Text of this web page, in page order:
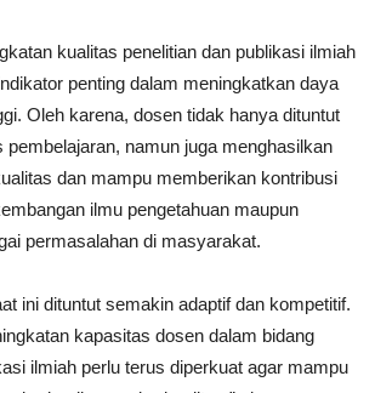
kualitas penelitian dan publikasi ilmiah
penting dalam meningkatkan daya
Oleh karena, dosen tidak hanya dituntut
pembelajaran, namun juga menghasilkan
dan mampu memberikan kontribusi
ilmu pengetahuan maupun
permasalahan di masyarakat.
ini dituntut semakin adaptif dan kompetitif.
kapasitas dosen dalam bidang
ilmiah perlu terus diperkuat agar mampu